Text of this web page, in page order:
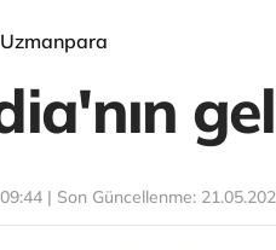
Uzmanpara
| Son Güncellenme: